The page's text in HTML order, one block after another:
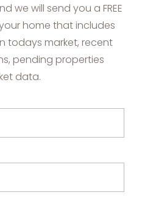
we will send you a FREE
your home that includes
todays market, recent
pending properties
data.